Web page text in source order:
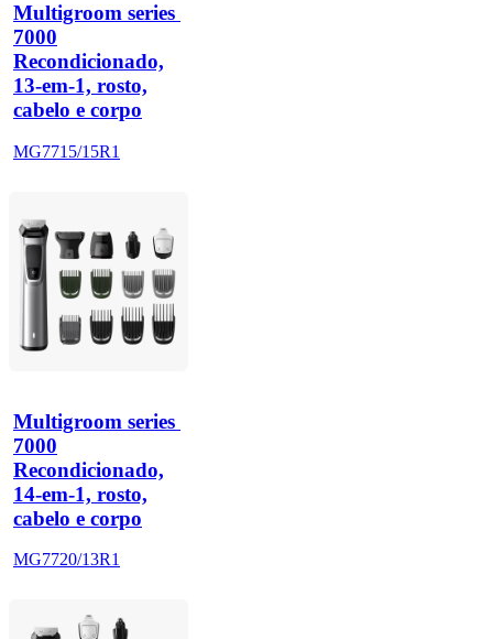
Multigroom series
7000
Recondicionado,
13-em-1, rosto,
cabelo e corpo
MG7715/15R1
Multigroom series
7000
Recondicionado,
14-em-1, rosto,
cabelo e corpo
MG7720/13R1